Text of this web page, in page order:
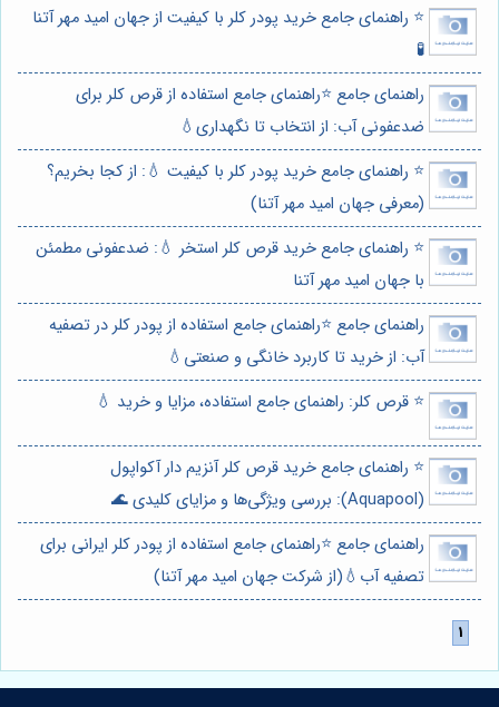
⭐️ راهنمای جامع خرید پودر کلر با کیفیت از جهان امید مهر آتنا
🧪
راهنمای جامع ⭐️راهنمای جامع استفاده از قرص کلر برای
ضدعفونی آب: از انتخاب تا نگهداری💧
⭐️ راهنمای جامع خرید پودر کلر با کیفیت 💧: از کجا بخریم؟
(معرفی جهان امید مهر آتنا)
⭐️ راهنمای جامع خرید قرص کلر استخر 💧: ضدعفونی مطمئن
با جهان امید مهر آتنا
راهنمای جامع ⭐️راهنمای جامع استفاده از پودر کلر در تصفیه
آب: از خرید تا کاربرد خانگی و صنعتی💧
⭐️ قرص کلر: راهنمای جامع استفاده، مزایا و خرید 💧
⭐️ راهنمای جامع خرید قرص کلر آنزیم دار آکواپول
(Aquapool): بررسی ویژگی‌ها و مزایای کلیدی 🌊
راهنمای جامع ⭐️راهنمای جامع استفاده از پودر کلر ایرانی برای
تصفیه آب💧(از شرکت جهان امید مهر آتنا)